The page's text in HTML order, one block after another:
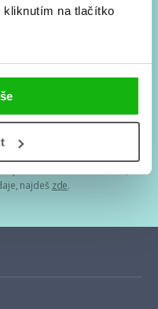
na tlačítko
osobních údajů
Přečti si
najdeš zde.